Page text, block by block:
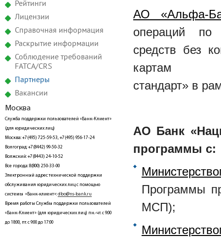
Рейтинги
Лицензии
Справочная информация
Раскрытие информации
Соблюдение требований
FATCA/CRS
Партнеры
Вакансии
Москва
Служба поддержки пользователей «Банк-Клиент»
(для юридических лиц)
Москва: +7(495) 725-59-53, +7(495) 956-17-24
Волгоград: +7(8442) 99-50-32
Волжский: +7(8443) 24-10-52
Все города: 8(800) 250-33-00
Электронный адрес технической поддержки
обслуживания юридических лиц с помощью
системы «Банк-клиент»:dbo@ns-bank.ru
Время работы Службы поддержки пользователей
«Банк-Клиент» (для юридических лиц) пн.-чт. с 9:00
до 18:00, пт. с 9:00 до 17:00
АО «Альфа-
операций
средств без
картам
стандарт» в
АО Банк
программы с:
Программы
МСП);